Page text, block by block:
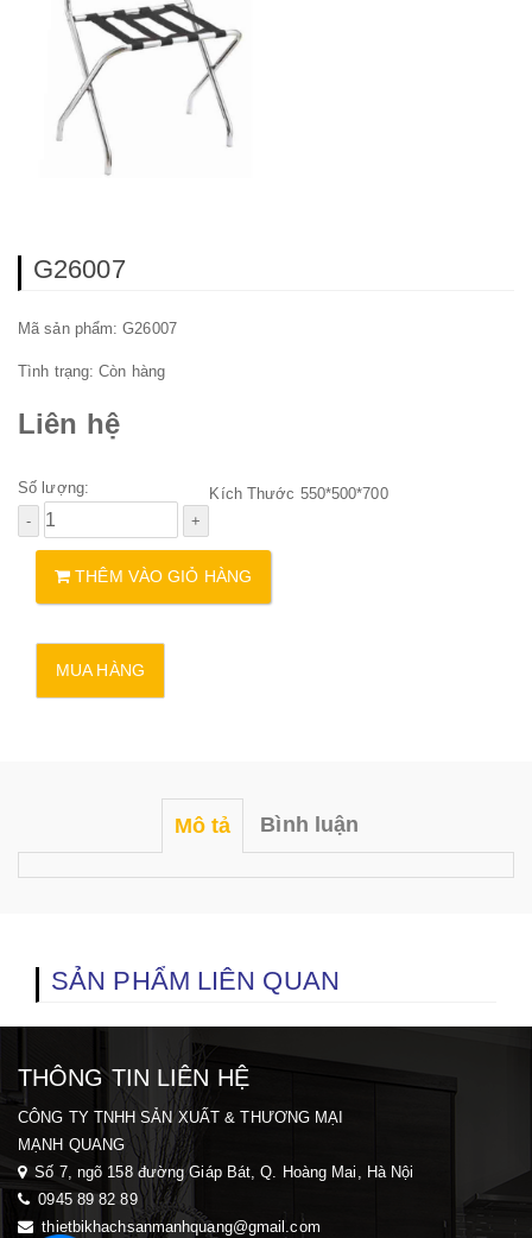
G26007
Mã sản phẩm: G26007
Tình trạng:Còn hàng
Liên hệ
Số lượng: Kích Thước 550*500*700
THÊM VÀO GIỎ HÀNG
Mô tả Bình luận
SẢN PHẨM LIÊN QUAN
THÔNG TIN LIÊN HỆ
CÔNG TY TNHH SẢN XUẤT & THƯƠNG MẠI
MẠNH QUANG
Số 7, ngõ 158 đường Giáp Bát, Q. Hoàng Mai, Hà Nội
0945 89 82 89
thietbikhachsanmanhquang@gmail.com